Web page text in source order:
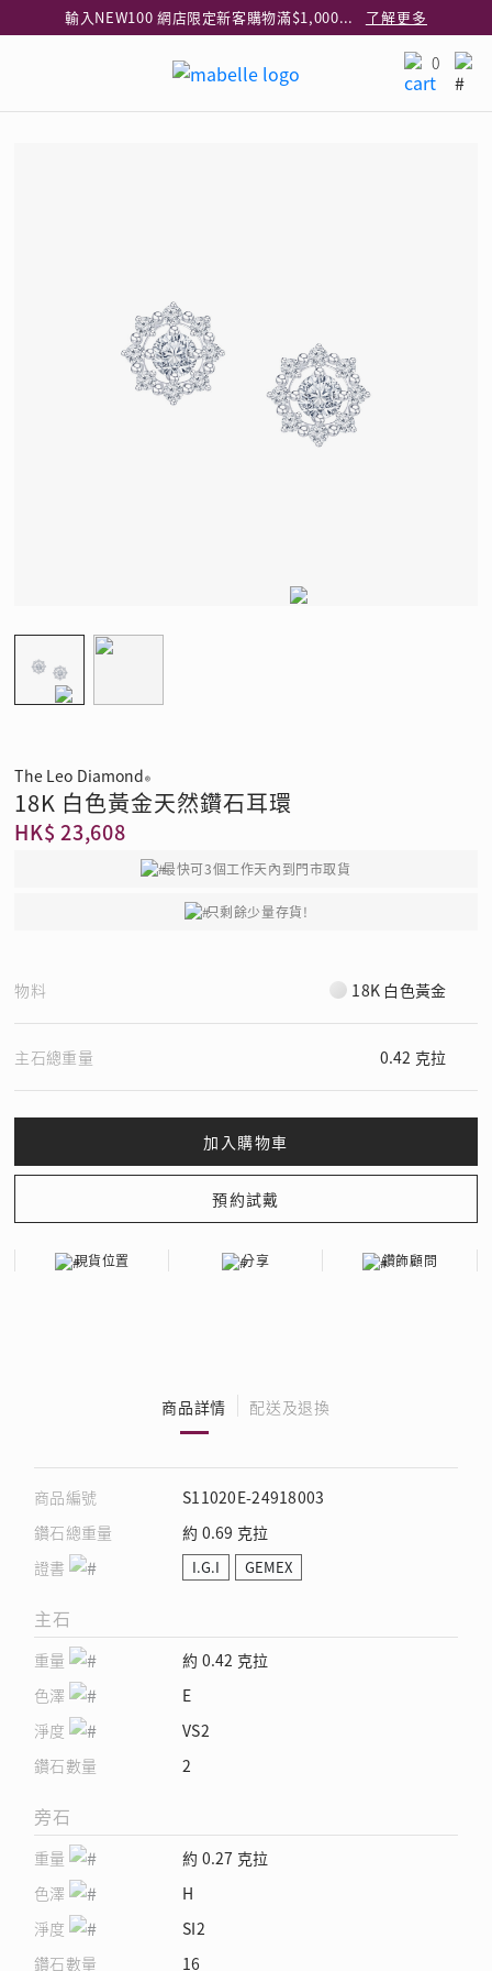
輸入NEW100 網店限定新客購物滿$1,000減$100
了解更多
指定純銀動物耳環2件享7折
0
The Leo Diamond®
18K 白色黃金天然鑽石耳環
HK$ 23,608
最快可3個工作天內到門市取貨
只剩餘少量存貨!
物料 18K 白色黃金
主石總重量 0.42 克拉
現貨位置 分享 鑽飾顧問
商品詳情 配送及退換
商品編號
S11020E-24918003
鑽石總重量
約 0.69 克拉
證書
I.G.I GEMEX
主石
重量
約 0.42 克拉
色澤
E
淨度
VS2
鑽石數量
2
旁石
重量
約 0.27 克拉
色澤
H
淨度
SI2
鑽石數量
16